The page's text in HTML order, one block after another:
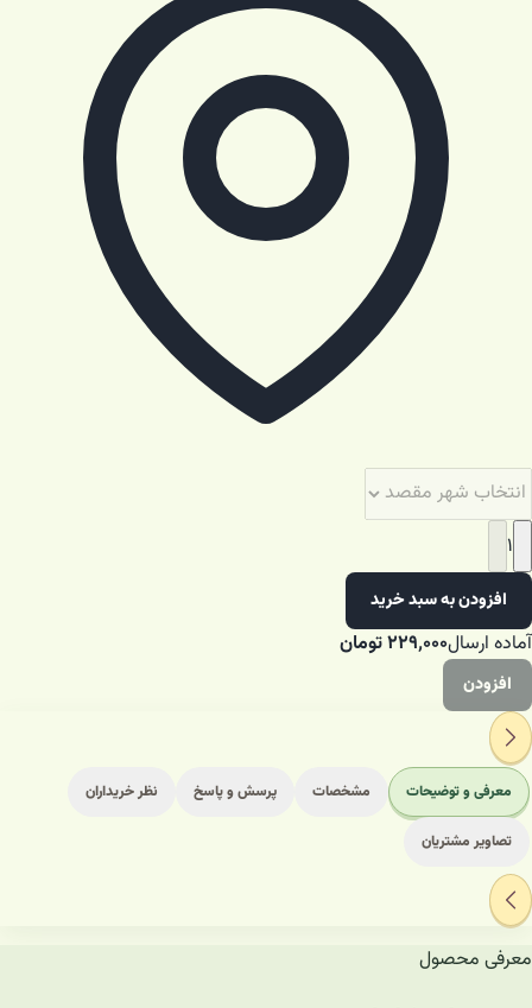
۱
افزودن به سبد خرید
آماده ارسال۲۲۹٬۰۰۰تومان
افزودن
معرفی و توضیحات مشخصات پرسش و پاسخ نظر خریداران
تصاویر مشتریان
معرفی محصول